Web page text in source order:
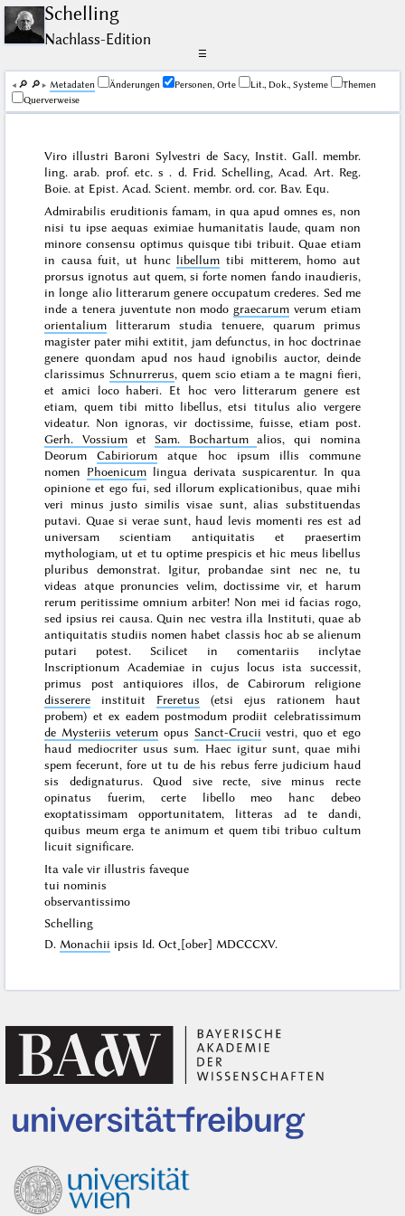
Schelling
Nachlass-Edition
☰
🔎︎ 🔎︎ Me­ta­da­ten Änderungen Personen, Orte Lit., Dok., Systeme
Themen
Querverweise
Viro illustri Baroni Sylvestri de Sacy, Instit. Gall. membr.
ling. arab. prof. etc. s . d. Frid. Schelling, Acad. Art. Reg.
Boie. at Epist. Acad. Scient. membr. ord. cor. Bav. Equ.
Admirabilis eruditionis famam, in qua apud omnes es, non
nisi tu ipse aequas eximiae humanitatis laude, quam non
minore consensu optimus quisque tibi tribuit. Quae etiam
in causa fuit, ut hunc libellum tibi mitterem, homo aut
prorsus ignotus aut quem, si forte nomen fando inaudieris,
in longe alio litterarum genere occupatum crederes. Sed me
inde a tenera juventute non modograecarum verum etiam
orientalium litterarum studia tenuere, quarum primus
magister pater mihi extitit, jam defunctus, in hoc doctrinae
genere quondam apud nos haud ignobilis auctor, deinde
clarissimusSchnurrerus, quem scio etiam a te magni fieri,
et amici loco haberi. Et hoc vero litterarum genere est
etiam, quem tibi mitto libellus, etsi titulus alio vergere
videatur. Non ignoras, vir doctissime, fuisse, etiam post.
Gerh. VossiumetSam. Bochartumalios, qui nomina
DeorumCabiriorum atque hoc ipsum illis commune
nomen Phoenicum lingua derivata suspicarentur. In qua
opinione et ego fui, sed illorum explicationibus, quae mihi
veri minus justo similis visae sunt, alias substituendas
putavi. Quae si verae sunt, haud levis momenti res est ad
universam scientiam antiquitatis et praesertim
mythologiam, ut et tu optime prespicis et hic meus libellus
pluribus demonstrat. Igitur, probandae sint nec ne, tu
videas atque pronuncies velim, doctissime vir, et harum
rerum peritissime omnium arbiter! Non mei id facias rogo,
sed ipsius rei causa. Quin nec vestra illa Instituti, quae ab
antiquitatis studiis nomen habet classis hoc ab se alienum
putari potest. Scilicet in comentariis inclytae
Inscriptionum Academiae in cujus locus ista successit,
primus post antiquiores illos, de Cabirorum religione
disserere instituit Freretus (etsi ejus rationem haut
probem) et ex eadem postmodum prodiit celebratissimum
de Mysteriis veterum opus Sanct-Crucii vestri, quo et ego
haud mediocriter usus sum. Haec igitur sunt, quae mihi
spem fecerunt, fore ut tu de his rebus ferre judicium haud
sis dedignaturus. Quod sive recte, sive minus recte
opinatus fuerim, certe libello meo hanc debeo
exoptatissimam opportunitatem, litteras ad te dandi,
quibus meum erga te animum et quem tibi tribuo cultum
licuit significare.
Ita vale vir illustris faveque
tui nominis
observantissimo
Schelling
D. Monachii ipsis Id. Oct˖[ober] MDCCCXV.